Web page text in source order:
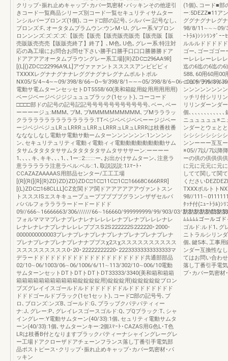
クリップ･振れ止めキャップ･カバー気密材･パッキンその他逆引
きコード一覧商品シリーズ別コード一覧セキュリティサムター
ンシルバーブロンズ(1個)､コード□部の記号､シルバー:記号なし､
ブロンズ:F､オータタムブラムウン:ウンM･U､グレー系:Vブロン
ロンンンズ:ズ:ズ:ズ:【販売【販売【販売販売販売【販売販【販
売販販売売売【販販売終了】終了】､M色､U色､グレー系:特注対
応の為工場にお問合お問せ下さい勝手口勝手口口口勝勝勝ドア
ドアアアアオータムブラウングレー系工場[(R)ZDC□296AA9R]
[(L[()ZDC□22996A9LL]アヴァァァントススススアンビビビィ
TXXXXレグナナグナナレググナグナレグナムポルトポル
NX05/5/4∼4∼∼09/398/8/66∼0∼9/398/8/1∼∼∼05/398/8/6∼06∼0009/399/39/
電動サ電ムターンセッセトDT5558/60(美和箱錠用錠用用用用用)
ベージベージベジジジュュュブラック(1セット)､コーコード
□□□□部ドの記号の記号記記号号号号号号号号号号号､ベー､ベー
ーーーージュ:MMM､ブM､ブMMMMMMMMMM､ブMラララッ
クラララララララララララララ:TTベジベベジベベーージジベー
ージベジベジュLRュLRRRュLRRュLRRRュLRュLRRRは枝番枝番
なななしなし電動サ電動サ動ームターンンンンンン:1ンンンン
ン､セキュリテュリティ電動ィ電動ィィ電動動動動動動動動サム
タサムタタタタササムタタタタタサムタサササーン:ーーーー
1､､､､キ､キキ､､､1､､1ー::2:::::::ー､お出かけサムターン､注意ラ
意ラララララ注意ラベル:ベル::1､取説説説:1ｽﾏｰﾄ･
CCAZAZAAAAAS用部品センター/工工工場
[(R[(R([(R[(R)ZD)ZD)ZD)ZDC□1C□11C□1C□16668C666RRR]
[(L)ZDC□168CLLL]CZ玄関ドア関ドアアアアアアヴァントスン
トスススISエスキキューブューブブブブブグランンザザセルバ
ババルフォララララードードードドド
09//666∼16666663/306///////66∼166660/999999999/99/903/03/3/3/3/3/3/
フォルマママプレナプレナレナレレレレナプレナプレレレナレ
レナレナレナプレナレレレププスS2S222222S222220･2000･
0000000000003プレナプレナプレナプレナプレナプレナプレナ
プレナプレナプレナプレナナププスχ2スχスススススススススス
ススススススススス0･20･22222222220･22233333333333333マ
デラードドドドドドドドドドドドドドドドドドドド共通部部品
02/10∼06/1003/06∼06/1006/6/11∼113/302/10∼006/10電動
サムターンセットDTトDTトDTトDT33333/3340(美和箱和箱箱
箱箱箱箱箱箱箱箱箱箱箱錠錠錠錠用)錠錠錠用)錠錠錠錠錠ブロン
ブズグレイイスゴールドルドドドドドドドルドドドドドドドド
ドドドゴールドブラック(1セ1セット)､コード□部の記号号､ブ
ロ､ブロンズ:ンズB､ゴールド:G､ブラッブクパテパティィー
ナ:J､グレー:P､グレイレスゴースゴルド:Q､ブQブラック:T､シャ
イングレー:Y電動サムターン(40/33):1個､セュリティ電動サムタ
ーン(40/33):1個､サムターンキー:2個ｽﾏｰﾄ･CAZAS用G色L･T色
LRは枝番B付となりますブラックパティーナシャイングレーグレ
ー工場ドアクローザドアチェーンフランス落し丁番引手電気部
品ポストピース･クリップ･振れ止めキャップ･カバー気密材･パ
ッキン
(1個)､コード■部
ー:5DEZZ■11ア
ググナグナレグ
98/8/11∼∼∼09/
ｰﾄﾗﾙ)ｼｼｼﾘﾝﾀﾞｰｰ
ルルルドドドド
ゴー､ゴーゴゴー
ーレレレーレレ
迄の6迄の6迄の6
588､60用60用00
ニュトラルルル
ンンンンンンン
ッチリ付シリリ
リリンダーンダ
個､､､､､､､､､､､､
ニュュュュュ※ニ
ンダーとウェと
シシシシシシシ
ンンーーー互互
※05//7以/7以降
ーの供の供供供
に元に元元に元
してて関して関
ください
TXXXポルトト
98//
ﾀｯﾁ付(ﾆｭｰﾄﾗﾙ)ｼ
防防防防防防防
ﾑﾑﾑﾑﾑゴールゴ
ゴルド:ルド1､グ
ニトラルシリン
個､鍵5本､工事
ンダー互換性な
てはお問い合わ
落し丁番引手電
プ･カバー気密材